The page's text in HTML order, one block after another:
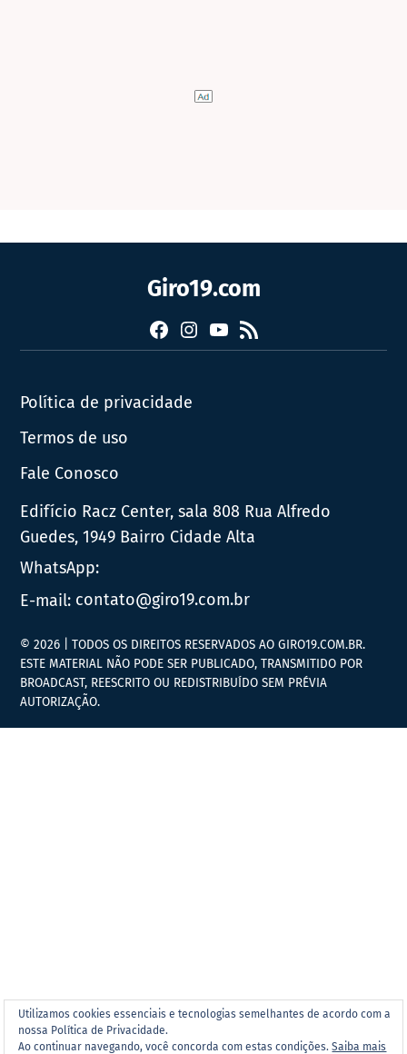
Giro19.com
FacebookInstagram
YouTube
RSS
Política de privacidade
Termos de uso
Fale Conosco
Edifício Racz Center, sala 808 Rua Alfredo
Guedes, 1949 Bairro Cidade Alta
WhatsApp:
E-mail: contato@giro19.com.br
Utilizamos cookies essenciais e tecnologias semelhantes de acordo com a
nossa Política de Privacidade.
Ao continuar navegando, você concorda com estas condições.Saiba mais
© 2026 | TODOS OS DIREITOS RESERVADOS AO GIRO19.COM.BR.
ESTE MATERIAL NÃO PODE SER PUBLICADO, TRANSMITIDO POR
BROADCAST, REESCRITO OU REDISTRIBUÍDO SEM PRÉVIA
AUTORIZAÇÃO.